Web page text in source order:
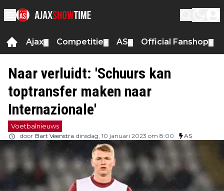
Ajax Competitie AS Official Fanshop
Naar verluidt: 'Schuurs kan
toptransfer maken naar
Internazionale'
Voetbalnieuws
door Bart Veenstra dinsdag, 10 januari 2023 om 8:00 AS